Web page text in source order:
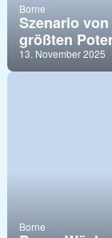
Borne
Szenario
größten
13. November 2025
Borne